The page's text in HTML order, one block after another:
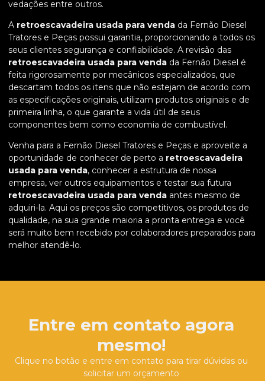
vedações entre outros.
A retroescavadeira usada para venda da Fernão Diesel
Tratores e Peças possui garantia, proporcionando a todos os
seus clientes segurança e confiabilidade. A revisão das
retroescavadeira usada para venda da Fernão Diesel é
feita rigorosamente por mecânicos especializados, que
descartam todos os itens que não estejam de acordo com
as especificações originais, utilizam produtos originais e de
primeira linha, o que garante a vida útil de seus
componentes bem como economia de combustível.
Venha para a Fernão Diesel Tratores e Peças e aproveite a
oportunidade de conhecer de perto a retroescavadeira
usada para venda, conhecer a estrutura de nossa
empresa, ver outros equipamentos e testar sua futura
retroescavadeira usada para venda antes mesmo de
adquiri-la. Aqui os preços são competitivos, os produtos de
qualidade, na sua grande maioria a pronta entrega e você
será muito bem recebido por colaboradores preparados para
melhor atendê-lo.
Entre em contato agora
mesmo!
Clique no botão e entre em contato para tirar dúvidas ou
solicitar um orçamento